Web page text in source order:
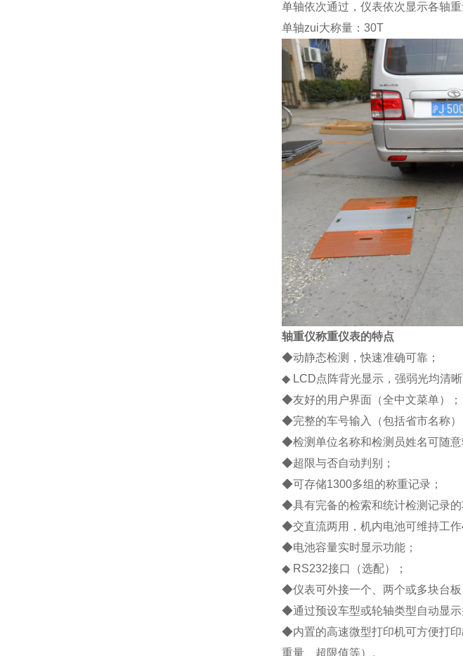
单轴依次通过，仪表依次显示各轴
单轴zui大称量： 30T
轴重仪称重仪表的特点
◆动静态检测，快速准确可靠；
◆ LCD点阵背光显示，强弱光均清晰
◆友好的用户界面（全中文菜单）；
◆完整的车号输入（包括省市名称）
◆检测单位名称和检测员姓名可随意
◆超限与否自动判别；
◆可存储1300多组的称重记录；
◆具有完备的检索和统计检测记录的
◆交直流两用，机内电池可维持工作
◆电池容量实时显示功能；
◆ RS232接口（选配）；
◆仪表可外接一个、两个或多块台
◆通过预设车型或轮轴类型自动显示
◆内置的高速微型打印机可方便打
重量、超限值等）。